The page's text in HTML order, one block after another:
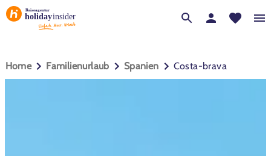
Home familienurlaub spanien costa-brava